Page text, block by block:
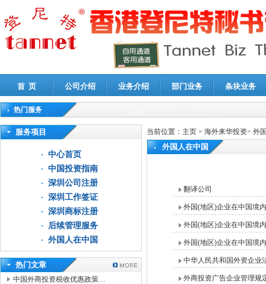
首 页 公司介绍 业务介绍 部门业务 条块业务
热门服务
高新技术企业认定审计|企业所得税汇算清缴申报鉴证
服务项目
中心首页
中国投资指南
深圳公司注册
深圳工作签证
深圳商标注册
后续管理服务
外国人在中国
热门文章
中国外商投资税收优惠政策…
当前位置： 主页 > 海外来华投资> 外
外国人在中国
翻译公司
外国(地区)企业在中国境
外国(地区)企业在中国境
外国(地区)企业在中国境
中华人民共和国外资企业
外商投资广告企业管理规